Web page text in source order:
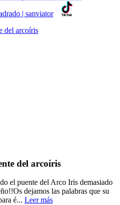
del arcoíris
el puente del Arco Iris demasiado
dejamos las palabras que su
é... Leer más